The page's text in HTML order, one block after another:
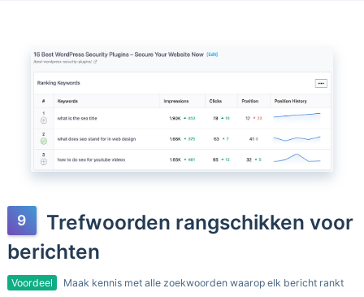
Trefwoorden rangschikken voor
berichten
Voordeel Maak kennis met alle zoekwoorden waarop elk bericht rankt